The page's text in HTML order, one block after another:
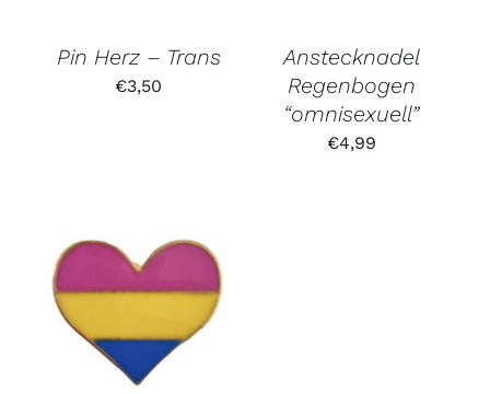
Pin Herz – Trans
€3,50
Anstecknadel
Regenbogen
“omnisexuell”
€4,99